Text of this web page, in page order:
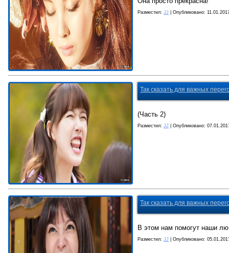
Разместил: JJ | Опубликовано:
Так сказать для важных
(Часть 2)
Разместил: JJ | Опубликовано:
Так сказать для важных
В этом нам помогут наши
Разместил: JJ | Опубликовано: